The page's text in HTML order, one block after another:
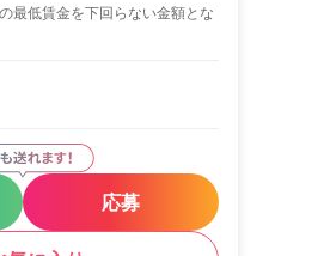
最低賃金を下回らない金額とな
応募